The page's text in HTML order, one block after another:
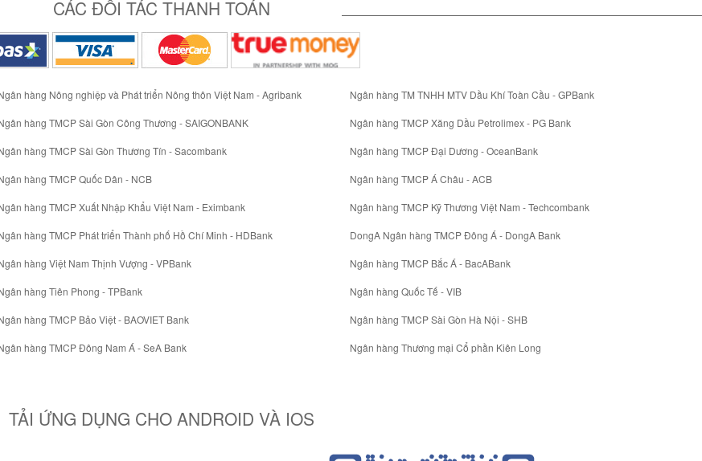
CÁC ĐỐI TÁC THANH TOÁN
hàng Nông nghiệp và Phát triển Nông thôn Việt Nam - Agribank
hàng TMCP Sài Gòn Công Thương - SAIGONBANK
hàng TMCP Sài Gòn Thương Tín - Sacombank
hàng TMCP Quốc Dân - NCB
hàng TMCP Xuất Nhập Khẩu Việt Nam - Eximbank
hàng TMCP Phát triển Thành phố Hồ Chí Minh - HDBank
hàng Việt Nam Thịnh Vượng - VPBank
hàng Tiên Phong - TPBank
hàng TMCP Bảo Việt - BAOVIET Bank
hàng TMCP Đông Nam Á - SeA Bank
Ngân hàng TM TNHH MTV Dầu Khí Toàn Cầu - GPBank
Ngân hàng TMCP Xăng Dầu Petrolimex - PG Bank
Ngân hàng TMCP Đại Dương - OceanBank
Ngân hàng TMCP Á Châu - ACB
Ngân hàng TMCP Kỹ Thương Việt Nam - Techcombank
DongA Ngân hàng TMCP Đông Á - DongA Bank
Ngân hàng TMCP Bắc Á - BacABank
Ngân hàng Quốc Tế - VIB
Ngân hàng TMCP Sài Gòn Hà Nội - SHB
Ngân hàng Thương mại Cổ phần Kiên Long
TẢI ỨNG DỤNG CHO ANDROID VÀ IOS